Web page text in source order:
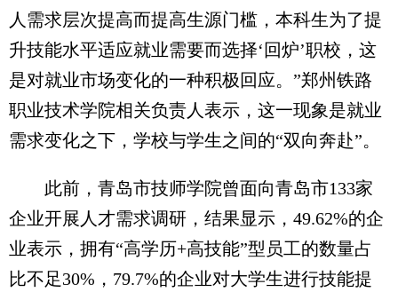
人需求层次提高而提高生源门槛，本科生为了提
升技能水平适应就业需要而选择‘回炉’职校，这
是对就业市场变化的一种积极回应。”郑州铁路
职业技术学院相关负责人表示，这一现象是就业
需求变化之下，学校与学生之间的“双向奔赴”。
此前，青岛市技师学院曾面向青岛市133家
企业开展人才需求调研，结果显示，49.62%的企
业表示，拥有“高学历+高技能”型员工的数量占
比不足30%，79.7%的企业对大学生进行技能提